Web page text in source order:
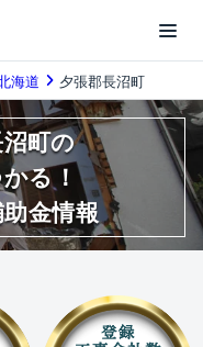
海道 夕張郡長沼町
町の
る！
金情報